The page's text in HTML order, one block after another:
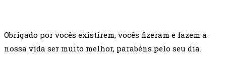
Obrigado por vocês existirem, vocês fizeram e fazem a
nossa vida ser muito melhor, parabéns pelo seu dia.